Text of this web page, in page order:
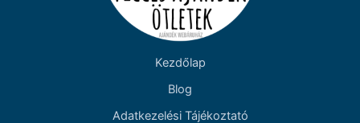
Kezdőlap
Blog
Adatkezelési Tájékoztató